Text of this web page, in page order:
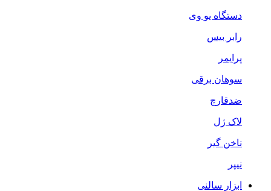
دستگاه یو وی
رابر بیس
پرایمر
سوهان برقی
ضدقارچ
لاک ژل
ناخن گیر
نیپر
ابزار سالنی